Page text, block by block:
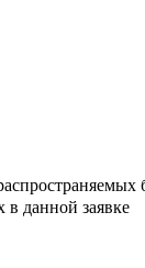
данной заявке